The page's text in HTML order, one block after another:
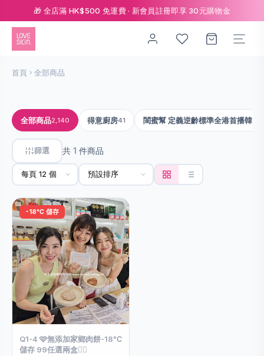
🎁 全店滿 HK$500 免運費 · 新會員註冊即享 30元購物金
首頁 全部商品
全部商品2,140 得意廚房41 閨蜜幫 定義逆齡標準全港首播韓國
篩選 共 1 件商品
-18℃ 儲存
Q1-4 🩷無添加家鄉肉餅-18℃
儲存 99任選兩盒👇🏻